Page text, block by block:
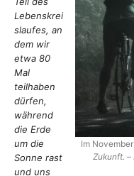
Im
Zukunft. –
Lebenskrei
slaufes, an
dem wir
etwa 80
Mal
teilhaben
dürfen,
während
die Erde
um die
Sonne rast
und uns